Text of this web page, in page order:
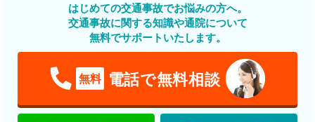
はじめての交通事故でお悩みの方へ。
交通事故に関する知識や通院について
無料でサポートいたします。
無料 電話で無料相談